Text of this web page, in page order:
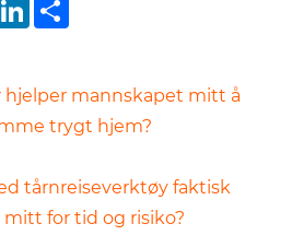
PinterestLinkedIn
mannskapet mitt å
trygt hjem?
tårnreiseverktøy faktisk
for tid og risiko?